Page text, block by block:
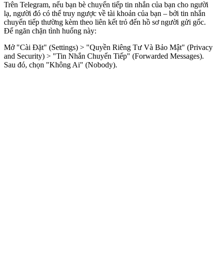
Trên Telegram, nếu bạn bè chuyển tiếp tin nhắn của bạn cho người
lạ, người đó có thể truy ngược về tài khoản của bạn – bởi tin nhắn
chuyển tiếp thường kèm theo liên kết trỏ đến hồ sơ người gửi gốc.
Để ngăn chặn tình huống này:
Mở "Cài Đặt" (Settings) > "Quyền Riêng Tư Và Bảo Mật" (Privacy
and Security) > "Tin Nhắn Chuyển Tiếp" (Forwarded Messages).
Sau đó, chọn "Không Ai" (Nobody).